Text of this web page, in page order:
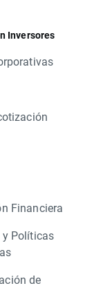
Inversores
Financiera
Políticas
de